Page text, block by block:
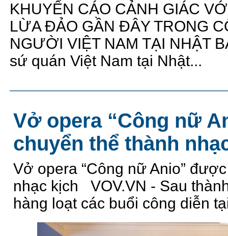
KHUYẾN CÁO CẢNH GIÁC
LỪA ĐẢO GẦN ĐÂY TRONG
NGƯỜI VIỆT NAM TẠI NHẬT
sứ quán Việt Nam tại Nhật...
Vở opera “Công nữ
chuyển thể thành
Vở opera “Công nữ Anio”
nhạc kịch VOV.VN - Sau
hàng loạt các buổi công diễn